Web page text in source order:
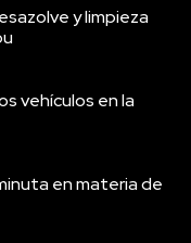
y limpieza
vehículos en la
en materia de